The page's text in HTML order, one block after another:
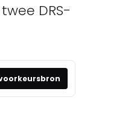
DRS-